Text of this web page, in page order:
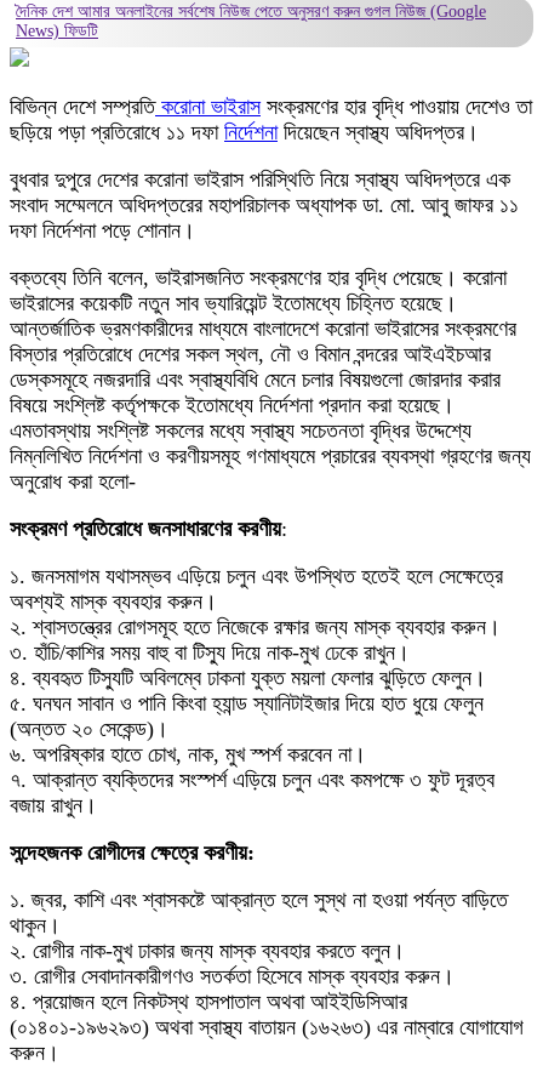
দৈনিক দেশ আমার অনলাইনের সর্বশেষ নিউজ পেতে অনুসরণ করুন গুগল নিউজ (Google
News) ফিডটি
বিভিন্ন দেশে সম্প্রতিকরোনা ভাইরাসসংক্রমণের হার বৃদ্ধি পাওয়ায় দেশেও তা
ছড়িয়ে পড়া প্রতিরোধে ১১ দফা নির্দেশনাদিয়েছেন স্বাস্থ্য অধিদপ্তর।
বুধবার দুপুরে দেশের করোনা ভাইরাস পরিস্থিতি নিয়ে স্বাস্থ্য অধিদপ্তরে এক
সংবাদ সম্মেলনে অধিদপ্তরের মহাপরিচালক অধ্যাপক ডা. মো. আবু জাফর ১১
দফা নির্দেশনা পড়ে শোনান।
বক্তব্যে তিনি বলেন, ভাইরাসজনিত সংক্রমণের হার বৃদ্ধি পেয়েছে। করোনা
ভাইরাসের কয়েকটি নতুন সাব ভ্যারিয়েন্ট ইতোমধ্যে চিহ্নিত হয়েছে।
আন্তর্জাতিক ভ্রমণকারীদের মাধ্যমে বাংলাদেশে করোনা ভাইরাসের সংক্রমণের
বিস্তার প্রতিরোধে দেশের সকল স্থল, নৌ ও বিমান বন্দরের আইএইচআর
ডেস্কসমূহে নজরদারি এবং স্বাস্থ্যবিধি মেনে চলার বিষয়গুলো জোরদার করার
বিষয়ে সংশ্লিষ্ট কর্তৃপক্ষকে ইতোমধ্যে নির্দেশনা প্রদান করা হয়েছে।
এমতাবস্থায় সংশ্লিষ্ট সকলের মধ্যে স্বাস্থ্য সচেতনতা বৃদ্ধির উদ্দেশ্যে
নিম্নলিখিত নির্দেশনা ও করণীয়সমূহ গণমাধ্যমে প্রচারের ব্যবস্থা গ্রহণের জন্য
অনুরোধ করা হলো-
সংক্রমণ প্রতিরোধে জনসাধারণের করণীয়:
১. জনসমাগম যথাসম্ভব এড়িয়ে চলুন এবং উপস্থিত হতেই হলে সেক্ষেত্রে
অবশ্যই মাস্ক ব্যবহার করুন।
২. শ্বাসতন্ত্রের রোগসমূহ হতে নিজেকে রক্ষার জন্য মাস্ক ব্যবহার করুন।
৩. হাঁচি/কাশির সময় বাহু বা টিস্যু দিয়ে নাক-মুখ ঢেকে রাখুন।
৪. ব্যবহৃত টিস্যুটি অবিলম্বে ঢাকনা যুক্ত ময়লা ফেলার ঝুড়িতে ফেলুন।
৫. ঘনঘন সাবান ও পানি কিংবা হ্যান্ড স্যানিটাইজার দিয়ে হাত ধুয়ে ফেলুন
(অন্তত ২০ সেকেন্ড)।
৬. অপরিষ্কার হাতে চোখ, নাক, মুখ স্পর্শ করবেন না।
৭. আক্রান্ত ব্যক্তিদের সংস্পর্শ এড়িয়ে চলুন এবং কমপক্ষে ৩ ফুট দূরত্ব
বজায় রাখুন।
সন্দেহজনক রোগীদের ক্ষেত্রে করণীয়:
১. জ্বর, কাশি এবং শ্বাসকষ্টে আক্রান্ত হলে সুস্থ না হওয়া পর্যন্ত বাড়িতে
থাকুন।
২. রোগীর নাক-মুখ ঢাকার জন্য মাস্ক ব্যবহার করতে বলুন।
৩. রোগীর সেবাদানকারীগণও সতর্কতা হিসেবে মাস্ক ব্যবহার করুন।
৪. প্রয়োজন হলে নিকটস্থ হাসপাতাল অথবা আইইডিসিআর
(০১৪০১-১৯৬২৯৩) অথবা স্বাস্থ্য বাতায়ন (১৬২৬৩) এর নাম্বারে যোগাযোগ
করুন।